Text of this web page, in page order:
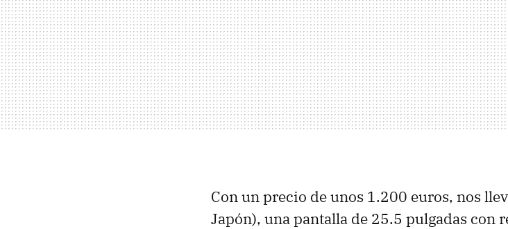
Con un precio de unos 1.200 euros, nos
Japón), una pantalla de 25.5 pulgadas con